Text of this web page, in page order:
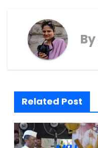
By
Related Post